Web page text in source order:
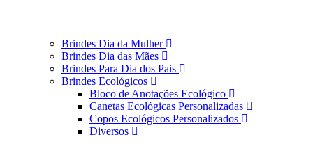
Brindes Dia da Mulher
Brindes Dia das Mães
Brindes Para Dia dos Pais
Brindes Ecológicos
Bloco de Anotações Ecológico
Canetas Ecológicas Personalizadas
Copos Ecológicos Personalizados
Diversos